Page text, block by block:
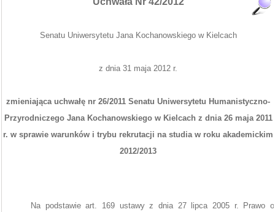
Senatu Uniwersytetu Jana Kochanowskiego w Kielcach
z dnia 31 maja 2012 r.
zmieniająca uchwałę nr 26/2011 Senatu Uniwersytetu Humanistyczno-
Przyrodniczego Jana Kochanowskiego w Kielcach z dnia 26 maja 2011
r. w sprawie warunków i trybu rekrutacji na studia w roku akademickim
2012/2013
Na podstawie art. 169 ustawy z dnia 27 lipca 2005 r. Prawo o